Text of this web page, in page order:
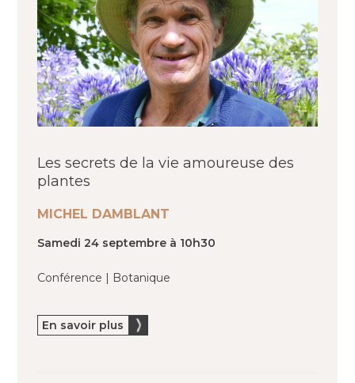
Les secrets de la vie amoureuse des
plantes
MICHEL DAMBLANT
Samedi 24 septembre à 10h30
Conférence | Botanique
En savoir plus